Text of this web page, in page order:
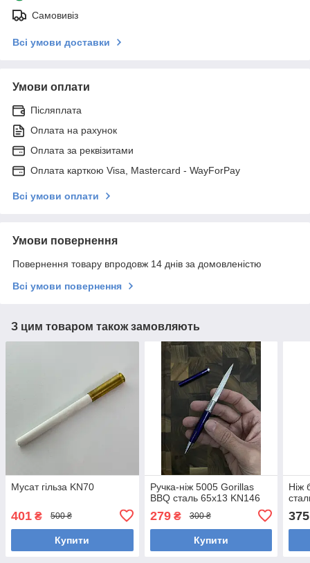
Самовивіз
Всі умови доставки
Умови оплати
Післяплата
Оплата на рахунок
Оплата за реквізитами
Оплата карткою Visa, Mastercard - WayForPay
Всі умови оплати
Умови повернення
Повернення товару впродовж 14 днів за домовленістю
Всі умови повернення
З цим товаром також замовляють
Мусат гільза KN70
401 ₴ 500 ₴
Купити
Ручка-ніж 5005 Gorillas
BBQ сталь 65х13 KN146
279₴ 300 ₴
Купити
Ніж
375